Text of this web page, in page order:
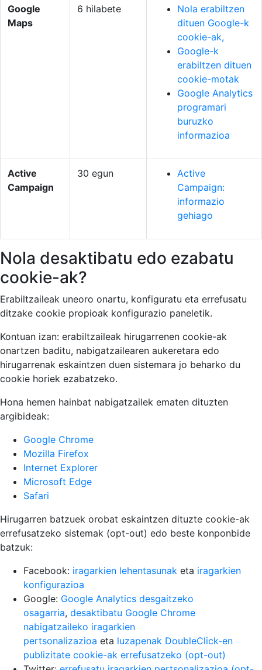
Google
Maps
6 hilabete
Nola erabiltzen
dituen Google-k
cookie-ak,
Google-k
erabiltzen dituen
cookie-motak
Google Analytics
programari
buruzko
informazioa
Active
Campaign
30 egun
Active
Campaign:
informazio
gehiago
Nola desaktibatu edo ezabatu
cookie-ak?
Erabiltzaileak uneoro onartu, konfiguratu eta errefusatu
ditzake cookie propioak konfigurazio paneletik.
Kontuan izan: erabiltzaileak hirugarrenen cookie-ak
onartzen baditu, nabigatzailearen aukeretara edo
hirugarrenak eskaintzen duen sistemara jo beharko du
cookie horiek ezabatzeko.
Hona hemen hainbat nabigatzailek ematen dituzten
argibideak:
Google Chrome
Mozilla Firefox
Internet Explorer
Microsoft Edge
Safari
Hirugarren batzuek orobat eskaintzen dituzte cookie-ak
errefusatzeko sistemak (opt-out) edo beste konponbide
batzuk:
Facebook: iragarkien lehentasunak eta iragarkien
konfigurazioa
Google: Google Analytics desgaitzeko
osagarria, desaktibatu Google Chrome
nabigatzaileko iragarkien
pertsonalizazioa eta luzapenak DoubleClick-en
publizitate cookie-ak errefusatzeko (opt-out)